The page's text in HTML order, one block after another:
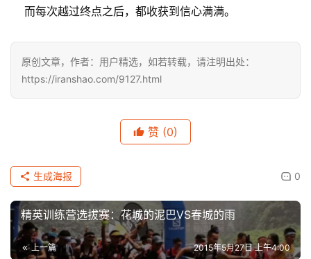
视
频
运
动
集
而每次越过终点之后，都收获到信心满满。
原创文章，作者：用户精选，如若转载，请注明出处：
https://iranshao.com/9127.html
赞 (0)
0
生成海报
精英训练营选拔赛：花城的泥巴VS春城的雨
上一篇 2015年5月27日 上午4:00